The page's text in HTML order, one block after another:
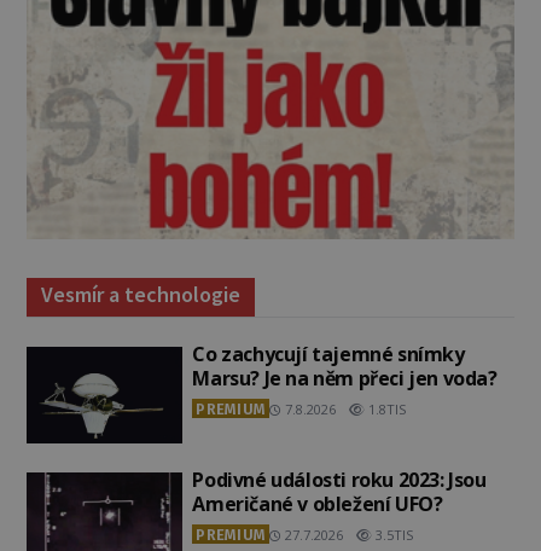
Vesmír a technologie
Co zachycují tajemné snímky
Marsu? Je na něm přeci jen voda?
PREMIUM 7.8.2026 1.8TIS
Podivné události roku 2023: Jsou
Američané v obležení UFO?
PREMIUM 27.7.2026 3.5TIS